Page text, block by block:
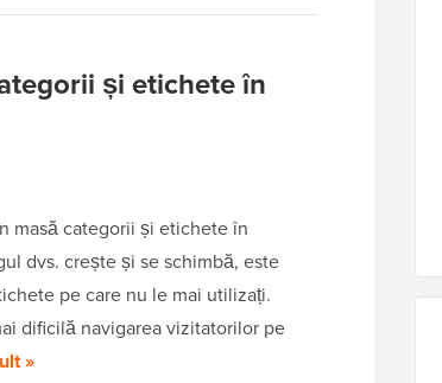
și etichete în
masă categorii și etichete în
dvs. crește și se schimbă, este
pe care nu le mai utilizați.
dificilă navigarea vizitatorilor pe
»